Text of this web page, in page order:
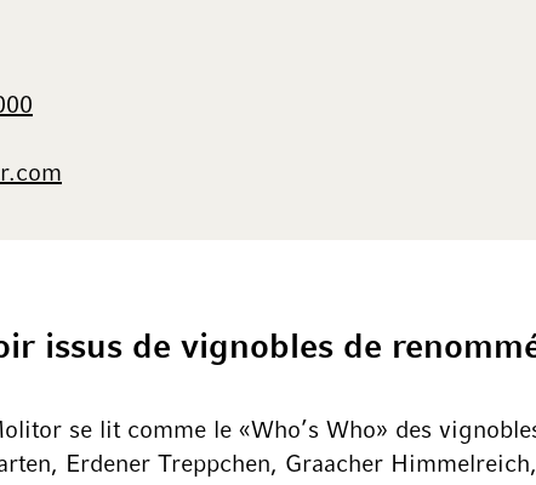
issus de vignobles de
se lit comme le «Who’s Who» des
Erdener Treppchen, Graacher